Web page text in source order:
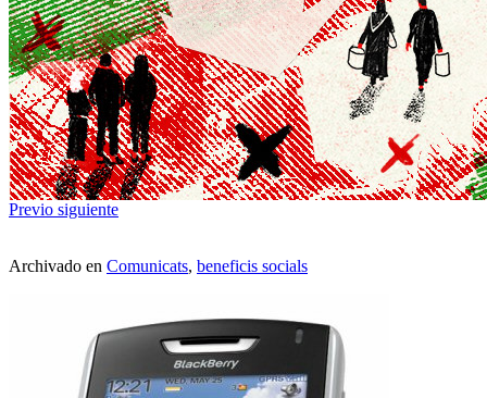
Previo siguiente
Archivado en Comunicats, beneficis socials